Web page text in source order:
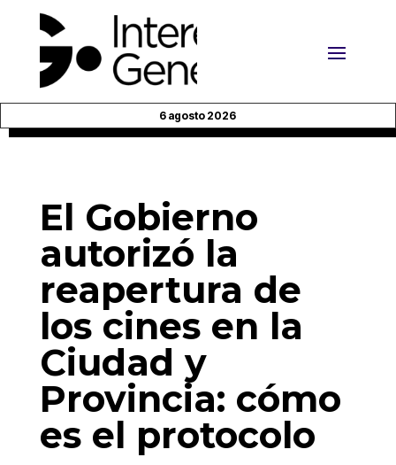
6 agosto 2026
El Gobierno
autorizó la
reapertura de
los cines en la
Ciudad y
Provincia: cómo
es el protocolo